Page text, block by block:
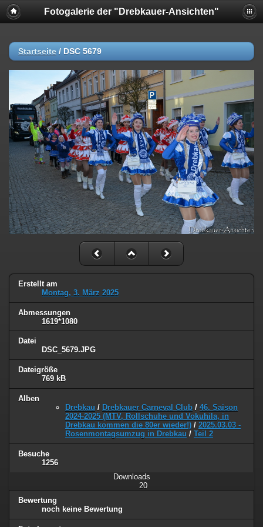
Fotogalerie der "Drebkauer-Ansichten"
Startseite / DSC 5679
Erstellt am
Montag, 3. März 2025
Abmessungen
1619*1080
Datei
DSC_5679.JPG
Dateigröße
769 kB
Alben
Drebkau / Drebkauer Carneval Club / 46. Saison
2024-2025 (MTV, Rollschuhe und Vokuhila, in
Drebkau kommen die 80er wieder!) / 2025.03.03 -
Rosenmontagsumzug in Drebkau / Teil 2
Besuche
1256
Downloads
20
Bewertung
noch keine Bewertung